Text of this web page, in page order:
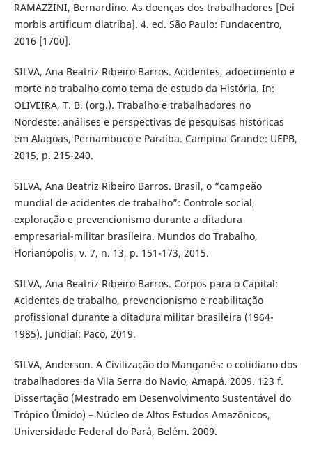
RAMAZZINI, Bernardino. As doenças dos trabalhadores [Dei
morbis artificum diatriba]. 4. ed. São Paulo: Fundacentro,
2016 [1700].
SILVA, Ana Beatriz Ribeiro Barros. Acidentes, adoecimento e
morte no trabalho como tema de estudo da História. In:
OLIVEIRA, T. B. (org.). Trabalho e trabalhadores no
Nordeste: análises e perspectivas de pesquisas históricas
em Alagoas, Pernambuco e Paraíba. Campina Grande: UEPB,
2015, p. 215-240.
SILVA, Ana Beatriz Ribeiro Barros. Brasil, o “campeão
mundial de acidentes de trabalho”: Controle social,
exploração e prevencionismo durante a ditadura
empresarial-militar brasileira. Mundos do Trabalho,
Florianópolis, v. 7, n. 13, p. 151-173, 2015.
SILVA, Ana Beatriz Ribeiro Barros. Corpos para o Capital:
Acidentes de trabalho, prevencionismo e reabilitação
profissional durante a ditadura militar brasileira (1964-
1985). Jundiaí: Paco, 2019.
SILVA, Anderson. A Civilização do Manganês: o cotidiano dos
trabalhadores da Vila Serra do Navio, Amapá. 2009. 123 f.
Dissertação (Mestrado em Desenvolvimento Sustentável do
Trópico Úmido) – Núcleo de Altos Estudos Amazônicos,
Universidade Federal do Pará, Belém. 2009.